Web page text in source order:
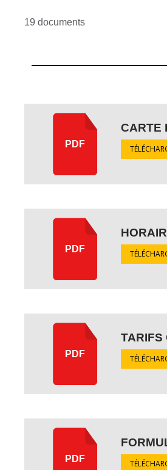
19 documents
PDF
CARTE
PDF
PDF
TARIFS
PDF